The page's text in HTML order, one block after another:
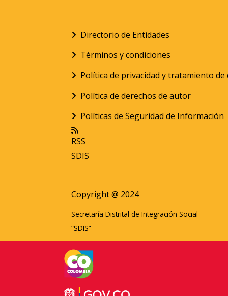
Directorio de Entidades
Términos y condiciones
Política de privacidad y tratamiento
Política de derechos de autor
Políticas de Seguridad de Información
RSS
SDIS
Copyright @ 2024
Secretaría Distrital de Integración Social
“SDIS”